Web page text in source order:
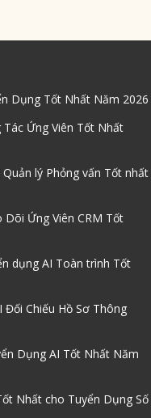
Dụng Tốt Nhất Năm 2026
Ứng Viên Tốt Nhất
lý Phỏng vấn Tốt nhất
Ứng Viên CRM Tốt
dụng AI Toàn trình Tốt
Đối Chiếu Hồ Sơ Thông
Dụng AI Tốt Nhất Năm
Nhất cho Tuyển Dụng Số